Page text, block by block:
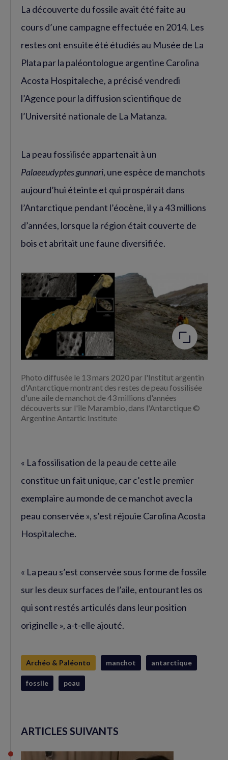
La découverte du fossile avait été faite au
cours d’une campagne effectuée en 2014. Les
restes ont ensuite été étudiés au Musée de La
Plata par la paléontologue argentine Carolina
Acosta Hospitaleche, a précisé vendredi
l’Agence pour la diffusion scientifique de
l’Université nationale de La Matanza.
La peau fossilisée appartenait à un
Palaeeudyptes gunnari, une espèce de manchots
aujourd’hui éteinte et qui prospérait dans
l’Antarctique pendant l’éocène, il y a 43 millions
d’années, lorsque la région était couverte de
bois et abritait une faune diversifiée.
Agrandir
l'image
Photo diffusée le 13 mars 2020 par l'Institut argentin
d'Antarctique montrant des restes de peau fossilisée
d'une aile de manchot de 43 millions d'années
découverts sur l'île Marambio, dans l'Antarctique ©
Argentine Antartic Institute
« La fossilisation de la peau de cette aile
constitue un fait unique, car c’est le premier
exemplaire au monde de ce manchot avec la
peau conservée », s’est réjouie Carolina Acosta
Hospitaleche.
« La peau s’est conservée sous forme de fossile
sur les deux surfaces de l’aile, entourant les os
qui sont restés articulés dans leur position
originelle », a-t-elle ajouté.
Archéo & Paléonto manchot antarctique
fossile peau
ARTICLES SUIVANTS